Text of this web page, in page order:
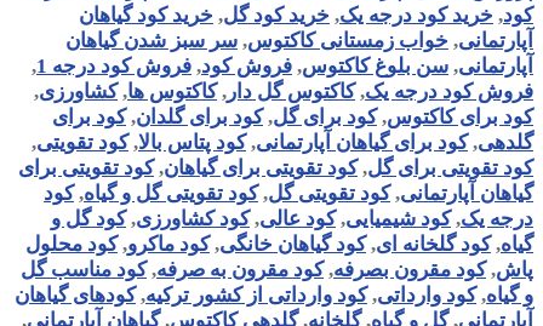
کود, خرید کود درجه یک, خرید کود گل, خرید کود گیاهان
آپارتمانی, خواب زمستانی کاکتوس, سر سبز شدن گیاهان
آپارتمانی, سن بلوغ کاکتوس, فروش کود, فروش کود درجه 1
,
فروش کود درجه یک,کاکتوس گل دار ,کاکتوس ها,کشاورزی,
کود برای کاکتوس,کود برای گل,کود برای گلدان,کود برای
گلدهی,کود برای گیاهان آپارتمانی,کود پتاس بالا,کود تقویتی,
کود تقویتی برای گل,کود تقویتی برای گیاهان,کود تقویتی برای
گیاهان آپارتمانی,کود تقویتی گل,کود تقویتی گل و گیاه,کود
درجه یک,کود شیمیایی,کود عالی,کود کشاورزی,کود گل و
گیاه,کود گلخانه ای,کود گیاهان خانگی,کود ماکرو,کود محلول
پاش,کود مقرون بصرفه,کود مقرون به صرفه,کود مناسب گل
و گیاه,کود وارداتی,کود وارداتی از کشور ترکیه,کودهای گیاهان
آپارتمانی,گل و گیاه,گلخانه,گلدهی کاکتوس,گیاهان آپارتمانی,